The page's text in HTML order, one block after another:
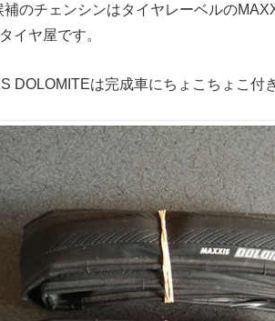
のチェンシンはタイヤレーベルの
イヤ屋です。
DOLOMITEは完成車にちょこちょこ付